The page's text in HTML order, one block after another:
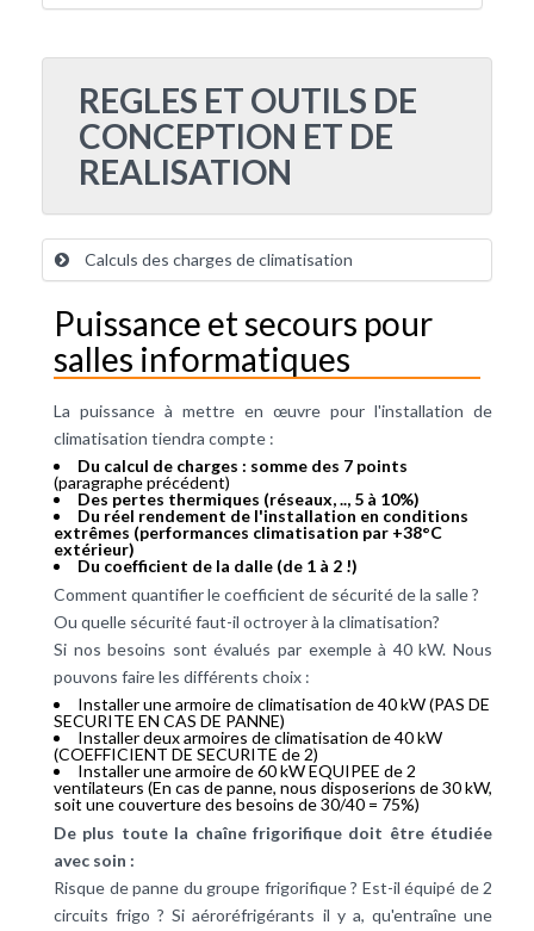
REGLES ET OUTILS DE
CONCEPTION ET DE
REALISATION
Calculs des charges de climatisation
Puissance et secours pour
salles informatiques
La puissance à mettre en œuvre pour l'installation de
climatisation tiendra compte :
Du calcul de charges : somme des 7 points
(paragraphe précédent)
Des pertes thermiques (réseaux, .., 5 à 10%)
Du réel rendement de l'installation en conditions
extrêmes (performances climatisation par +38°C
extérieur)
Du coefficient de la dalle (de 1 à 2 !)
Comment quantifier le coefficient de sécurité de la salle ?
Ou quelle sécurité faut-il octroyer à la climatisation?
Si nos besoins sont évalués par exemple à 40 kW. Nous
pouvons faire les différents choix :
Installer une armoire de climatisation de 40 kW (PAS DE
SECURITE EN CAS DE PANNE)
Installer deux armoires de climatisation de 40 kW
(COEFFICIENT DE SECURITE de 2)
Installer une armoire de 60 kW EQUIPEE de 2
ventilateurs (En cas de panne, nous disposerions de 30 kW,
soit une couverture des besoins de 30/40 = 75%)
De plus toute la chaîne frigorifique doit être étudiée
avec soin :
Risque de panne du groupe frigorifique ? Est-il équipé de 2
circuits frigo ? Si aéroréfrigérants il y a, qu'entraîne une